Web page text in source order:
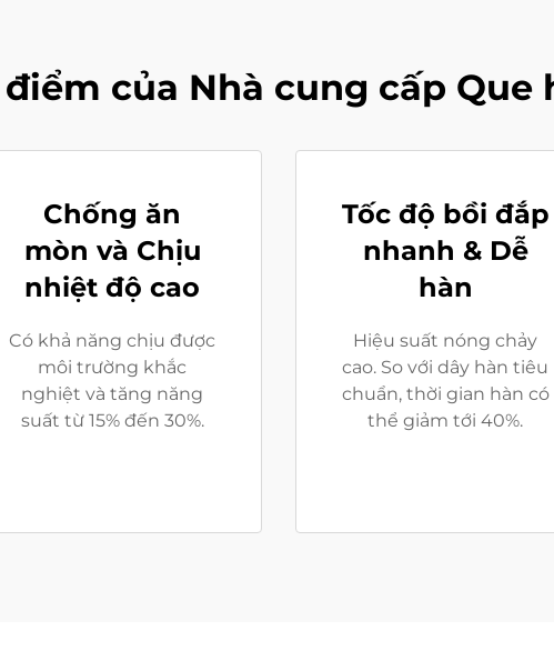
điểm của Nhà cung cấp Que
Chống ăn
mòn và Chịu
nhiệt độ cao
Có khả năng chịu được
môi trường khắc
nghiệt và tăng năng
suất từ 15% đến 30%.
Tốc độ bồi đắp
nhanh & Dễ
hàn
Hiệu suất nóng chảy
cao. So với dây hàn tiêu
chuẩn, thời gian hàn có
thể giảm tới 40%.